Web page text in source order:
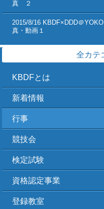
真 ２
2015/8/16 KBDF×DDD＠
真・動画１
全カテ
KBDFとは
新着情報
行事
競技会
検定試験
資格認定事業
登録教室